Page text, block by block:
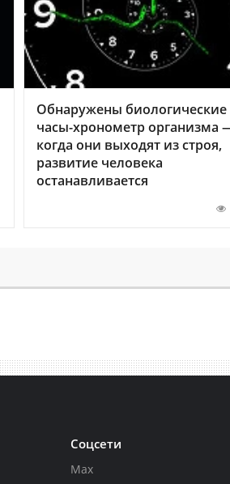
Обнаружены биологические
часы-хронометр организма
когда они выходят из строя,
развитие человека
останавливается
Соцсети
Max